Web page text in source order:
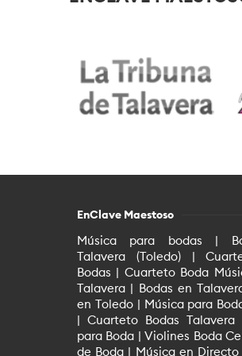
EnClave Maestoso
Música para bodas |
Talavera (Toledo) |
Bodas | Cuarteto Boda
Talavera | Bodas en
en Toledo | Música para
| Cuarteto Bodas Talavera
para Boda | Violines Boda
de Boda | Música en Directo